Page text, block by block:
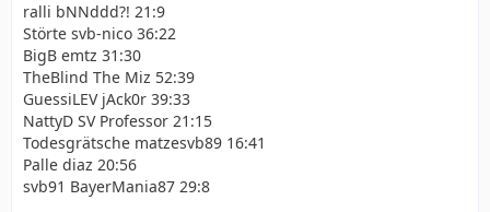
ralli bNNddd?! 21:9
Störte svb-nico 36:22
BigB emtz 31:30
TheBlind The Miz 52:39
GuessiLEV jAck0r 39:33
NattyD SV Professor 21:15
Todesgrätsche matzesvb89 16:41
Palle diaz 20:56
svb91 BayerMania87 29:8